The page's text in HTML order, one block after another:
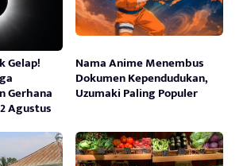
Gelap!
Gerhana
Agustus
Nama Anime Menembus
Dokumen Kependudukan,
Uzumaki Paling Populer